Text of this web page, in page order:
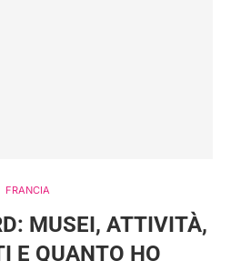
FRANCIA
MUSEI, ATTIVITÀ,
E QUANTO HO